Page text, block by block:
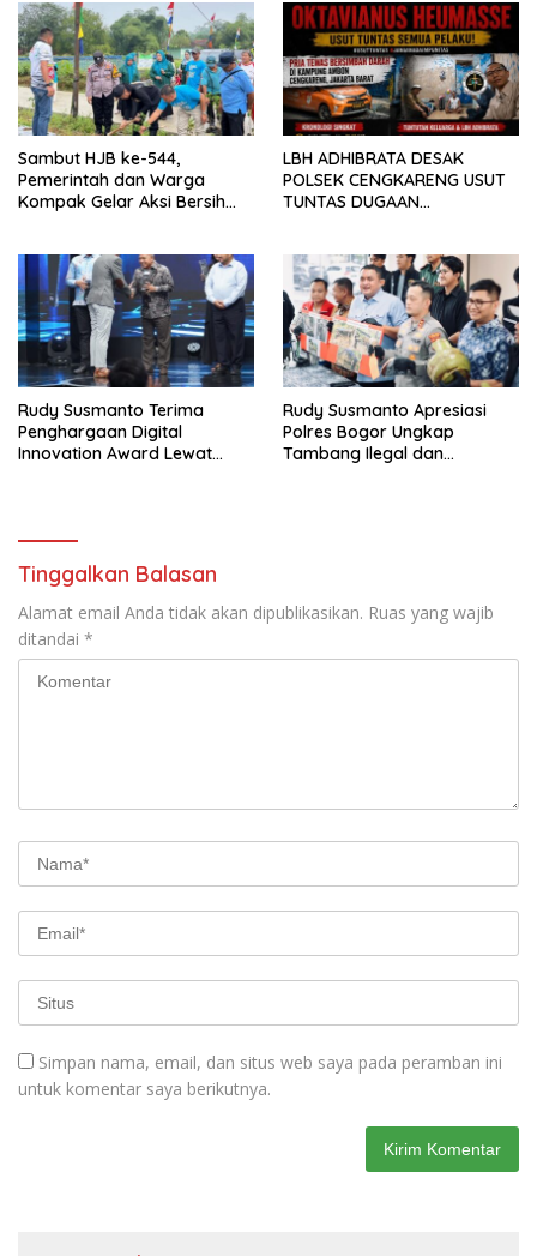
LEBONG
Sambut HJB ke-544,
Pemerintah dan Warga
Kompak Gelar Aksi Bersih
LBH ADHIBRATA DESAK
POLSEK CENGKARENG USUT
TUNTAS DUGAAN
Rudy Susmanto Terima
Penghargaan Digital
Innovation Award Lewat
Rudy Susmanto Apresiasi
Polres Bogor Ungkap
Tambang Ilegal dan
Tinggalkan Balasan
Alamat email Anda tidak akan dipublikasikan. Ruas yang wajib
ditandai *
Simpan nama, email, dan situs web saya pada peramban ini
untuk komentar saya berikutnya.